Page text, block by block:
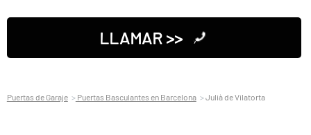
LLAMAR >>
Puertas de Garaje Puertas Basculantes en Barcelona Julià de Vilatorta